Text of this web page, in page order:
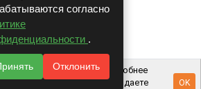
Полная версия
COPYRIGHT 2026 г.
v1.1.24
согласно
.
Отклонить
cookie, чтобы вам было удобнее
Используя наш сайт, вы даете
OK